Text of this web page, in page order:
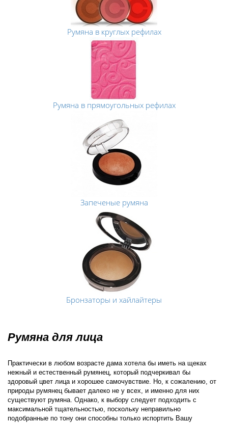
Румяна в круглых рефилах
Румяна в прямоугольных рефилах
Запеченые румяна
Бронзаторы и хайлайтеры
Румяна для лица
Практически в любом возрасте дама хотела бы иметь на щеках
нежный и естественный румянец, который подчеркивал бы
здоровый цвет лица и хорошее самочувствие. Но, к сожалению, от
природы румянец бывает далеко не у всех, и именно для них
существуют румяна. Однако, к выбору следует подходить с
максимальной тщательностью, поскольку неправильно
подобранные по тону они способны только испортить Вашу